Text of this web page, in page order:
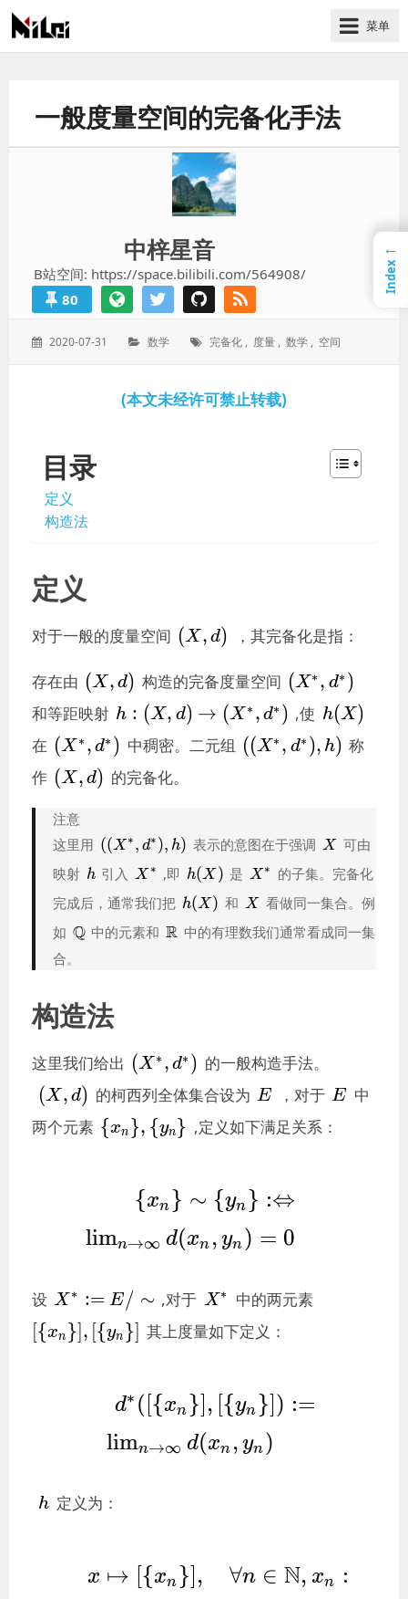
有
的
菜单
一般度量空间的完备化手法
中梓星音
B站空间: https://space.bilibili.com/564908/
80
发
2020-07-31
分
数学
标
完备化 , 度量 , 数学 , 空间
(本文未经许可禁止转载)
目录
定义
构造法
定义
对于一般的度量空间 (X,d)
(X , d) ，其完备化是指：
存在由 (X,d)
(X , d) 构造的完备度量空间 (X^*,d^*)
(X∗ , d∗ )
和等距映射 h:
(X,d)\rightarrow
(X^*,d^*)
h : (X, d) → (X ∗ , d∗ ) ,使 h(X)
h(X)
在 (X^*,d^*)
(X ∗ , d∗ ) 中稠密。二元组 ((X^*,d^*),h)
((X∗ , d∗ ), h) 称
作 (X,d)
(X , d) 的完备化。
注意
这里用 ((X^*,d^*),h)
((X ∗ , d∗ ), h) 表示的意图在于强调 X
X 可由
映射 h
h 引入 X^*
X ∗ ,即 h(X)
h(X ) 是 X^*
X ∗
的子集。完备化
完成后，通常我们把 h(X)
h(X ) 和 X
X 看做同一集合。例
如 \mathbb{Q}
Q 中的元素和 \mathbb{R}
R 中的有理数我们通常看成同一集
合。
构造法
这里我们给出 (X^*,d^*)
(X ∗ , d∗ ) 的一般构造手法。
(X,d)
(X , d) 的柯西列全体集合设为 E
E ，对于 E
E 中
两个元素 \
{x_n\},\
{xn }, {yn} ,定义如下满足关系：
\{x_n\}\sim\
{y_n\}
:\Leftrightarrow
\infty}
{d(x_n,y_n)=0}
{xn } ∼ {yn} :⇔
limn→∞ d(xn , yn) = 0
设 X^*:=E/\sim
X ∗ := E / ∼ ,对于 X^*
X∗ 中的两元素
[{xn }], [{yn }] 其上度量如下定义：
d^*([\{x_n\}],[\
{d(x_n,y_n)}
d∗ ([{xn }] , [{yn}]) :=
limn→∞ d(xn , yn)
h
h 定义为：
x\mapsto [\
x ↦ [{xn}] , ∀n ∈ N, xn
:
←
Index